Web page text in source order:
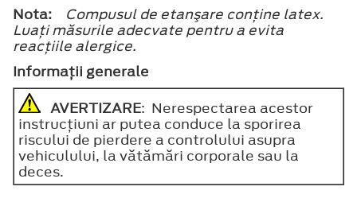
Nota:
Compusul de etanşare conţine latex.
Luaţi măsurile adecvate pentru a evita
reacţiile alergice.
Informaţii generale
AVERTIZARE: Nerespectarea acestor
instrucţiuni ar putea conduce la sporirea
riscului de pierdere a controlului asupra
vehiculului, la vătămări corporale sau la
deces.